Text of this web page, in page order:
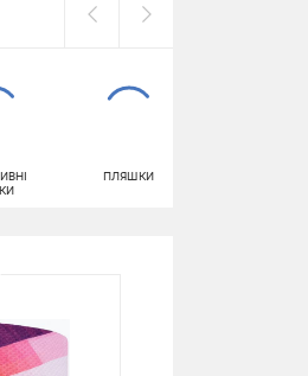
ПЛЯШКИ